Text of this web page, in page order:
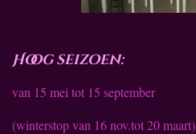
Hoog seizoen:
van 15 mei tot 15 september
(winterstop van 16 nov.tot 20 maart)